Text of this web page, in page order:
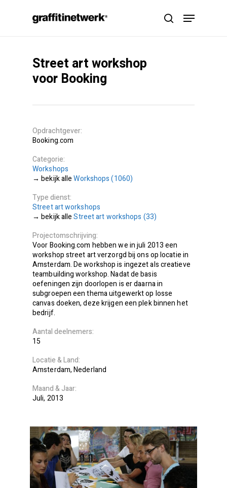
search
Menu
Street art workshop
voor Booking
Opdrachtgever
Booking.com
Categorie
Workshops
Workshops (1060)
Type dienst
Street art workshops
Street art workshops (33)
Projectomschrijving
Voor Booking.com hebben we in juli 2013 een
workshop street art verzorgd bij ons op locatie in
Amsterdam. De workshop is ingezet als creatieve
teambuilding workshop. Nadat de basis
oefeningen zijn doorlopen is er daarna in
subgroepen een thema uitgewerkt op losse
canvas doeken, deze krijgen een plek binnen het
bedrijf.
Aantal deelnemers
15
Locatie
Land
Amsterdam Nederland
Maand
Jaar
Juli 2013